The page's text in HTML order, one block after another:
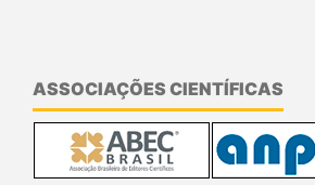
ASSOCIAÇÕES CIENTÍFICAS